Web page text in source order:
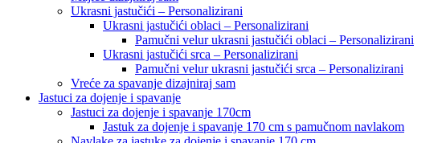
Ukrasni jastučići – Personalizirani
Ukrasni jastučići oblaci – Personalizirani
Pamučni velur ukrasni jastučići oblaci – Personalizirani
Ukrasni jastučići srca – Personalizirani
Pamučni velur ukrasni jastučići srca – Personalizirani
Vreće za spavanje dizajniraj sam
Jastuci za dojenje i spavanje
Jastuci za dojenje i spavanje 170cm
Jastuk za dojenje i spavanje 170 cm s pamučnom navlakom